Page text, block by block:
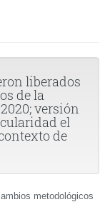
liberados
de la
versión
el
de
metodológicos